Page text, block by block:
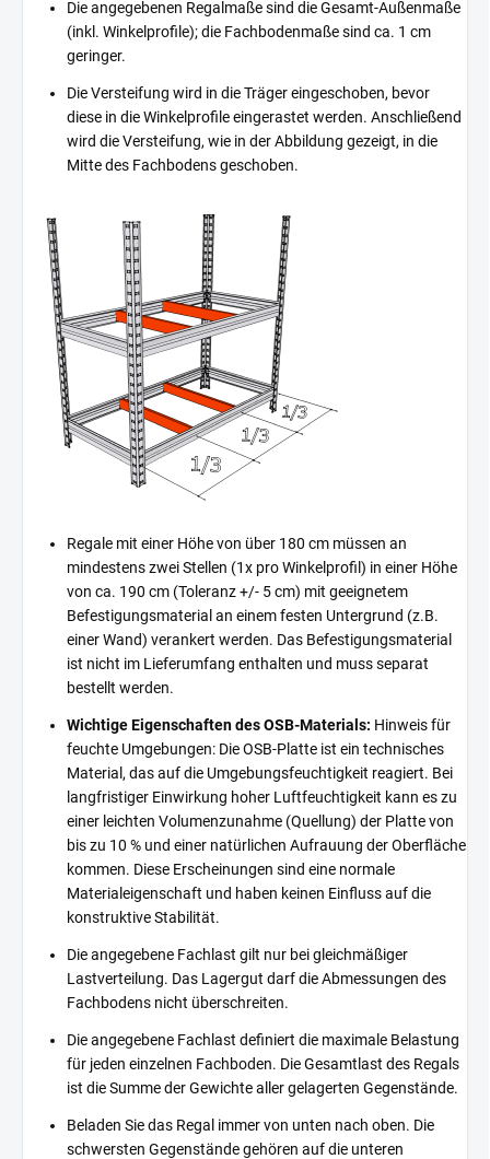
Die angegebenen Regalmaße sind die Gesamt-Außenmaße
(inkl. Winkelprofile); die Fachbodenmaße sind ca. 1 cm
geringer.
Die Versteifung wird in die Träger eingeschoben, bevor
diese in die Winkelprofile eingerastet werden. Anschließend
wird die Versteifung, wie in der Abbildung gezeigt, in die
Mitte des Fachbodens geschoben.
Regale mit einer Höhe von über 180 cm müssen an
mindestens zwei Stellen (1x pro Winkelprofil) in einer Höhe
von ca. 190 cm (Toleranz +/- 5 cm) mit geeignetem
Befestigungsmaterial an einem festen Untergrund (z.B.
einer Wand) verankert werden. Das Befestigungsmaterial
ist nicht im Lieferumfang enthalten und muss separat
bestellt werden.
Wichtige Eigenschaften des OSB-Materials: Hinweis für
feuchte Umgebungen: Die OSB-Platte ist ein technisches
Material, das auf die Umgebungsfeuchtigkeit reagiert. Bei
langfristiger Einwirkung hoher Luftfeuchtigkeit kann es zu
einer leichten Volumenzunahme (Quellung) der Platte von
bis zu 10 % und einer natürlichen Aufrauung der Oberfläche
kommen. Diese Erscheinungen sind eine normale
Materialeigenschaft und haben keinen Einfluss auf die
konstruktive Stabilität.
Die angegebene Fachlast gilt nur bei gleichmäßiger
Lastverteilung. Das Lagergut darf die Abmessungen des
Fachbodens nicht überschreiten.
Die angegebene Fachlast definiert die maximale Belastung
für jeden einzelnen Fachboden. Die Gesamtlast des Regals
ist die Summe der Gewichte aller gelagerten Gegenstände.
Beladen Sie das Regal immer von unten nach oben. Die
schwersten Gegenstände gehören auf die unteren